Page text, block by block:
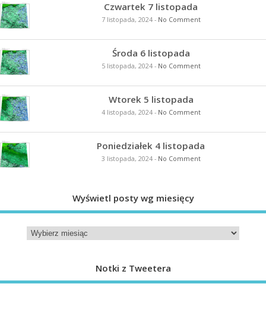
Czwartek 7 listopada
7 listopada, 2024- No Comment
Środa 6 listopada
5 listopada, 2024- No Comment
Wtorek 5 listopada
4 listopada, 2024- No Comment
Poniedziałek 4 listopada
3 listopada, 2024- No Comment
Wyświetl posty wg miesięcy
Notki z Tweetera